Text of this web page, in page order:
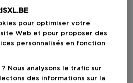
format
pour optimiser votre
Web et pour proposer des
personnalisés en fonction
Nous analysons le trafic sur
des informations sur la